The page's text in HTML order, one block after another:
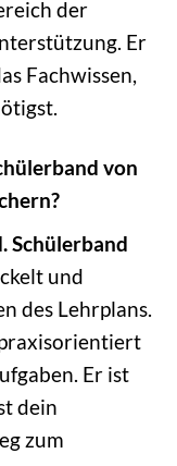
der
Er
Fachwissen,
von
Schülerband
und
des Lehrplans.
Er ist
dein
zum